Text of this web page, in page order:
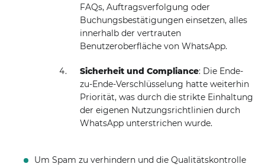
FAQs, Auftragsverfolgung oder
Buchungsbestätigungen einsetzen, alles
innerhalb der vertrauten
Benutzeroberfläche von WhatsApp.
Sicherheit und Compliance: Die Ende-
zu-Ende-Verschlüsselung hatte weiterhin
Priorität, was durch die strikte Einhaltung
der eigenen Nutzungsrichtlinien durch
WhatsApp unterstrichen wurde.
Um Spam zu verhindern und die Qualitätskontrolle